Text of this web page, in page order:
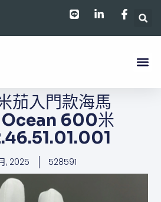
茄入門款​​海馬
600米
, 2025 528591